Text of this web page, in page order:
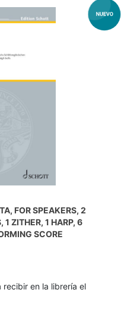
FOR SPEAKERS, 2
1 ZITHER, 1 HARP, 6
SCORE
recibir en la librería el